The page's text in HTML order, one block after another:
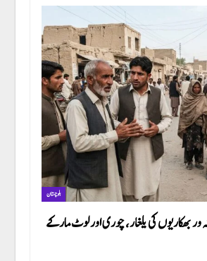
بلوچستان
ور بھکاریوں کی یلغار، چوری اور لوٹ مار کے